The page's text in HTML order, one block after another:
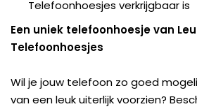
Telefoonhoesjes verkrijgbaar is
Een uniek telefoonhoesje van
Telefoonhoesjes
Wil je jouw telefoon zo goed
van een leuk uiterlijk voorzien?